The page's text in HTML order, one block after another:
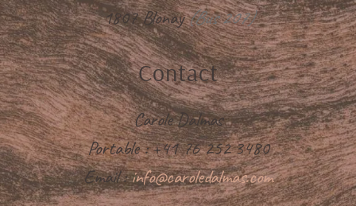
1807 Blonay(Bus 207)
Contact
Carole Dalmas
Portable : +41 76 252 3480
Email :info@caroledalmas.com